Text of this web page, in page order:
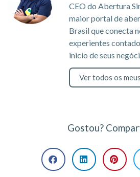
CEO do Abertura
maior portal de
Brasil que conecta
experientes
inicio de seus
Ver todos os
Gostou?